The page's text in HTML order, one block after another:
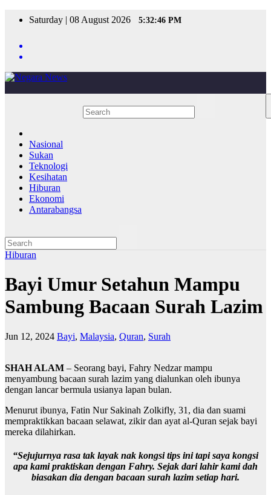
Saturday | 08 August 2026 5:32:46 PM
Nasional
Sukan
Teknologi
Kesihatan
Hiburan
Ekonomi
Antarabangsa
Hiburan
Bayi Umur Setahun Mampu
Sambung Bacaan Surah Lazim
Jun 12, 2024 Bayi, Malaysia, Quran, Surah
SHAH ALAM – Seorang bayi, Fahry Nedzar mampu
menyambung bacaan surah lazim yang dialunkan oleh ibunya
dengan lancar bermula usianya lapan bulan.
Menurut ibunya, Fatin Nur Sakinah Zolkifly, 31, dia dan suami
mempraktikkan bacaan selawat, zikir dan ayat al-Quran sejak bayi
mereka dilahirkan.
“Sejujurnya rasa tak layak nak kongsi tips ini tapi saya kongsi
apa kami praktiskan dengan Fahry. Sejak dari lahir kami dah
biasakan dia dengan bacaan surah lazim setiap hari.